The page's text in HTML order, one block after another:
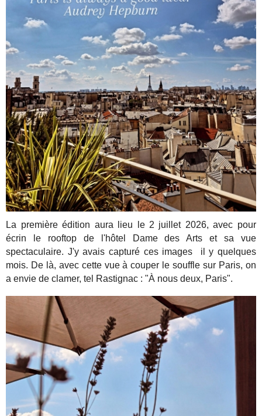
La première édition aura lieu le 2 juillet 2026, avec pour
écrin le rooftop de l'hôtel Dame des Arts et sa vue
spectaculaire. J'y avais capturé ces images il y quelques
mois. De là, avec cette vue à couper le souffle sur Paris, on
a envie de clamer, tel Rastignac : "À nous deux, Paris".